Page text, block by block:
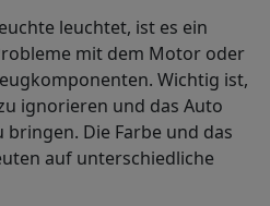
leuchtet, ist es ein
mit dem Motor oder
Wichtig ist,
ignorieren und das Auto
Die Farbe und das
auf unterschiedliche